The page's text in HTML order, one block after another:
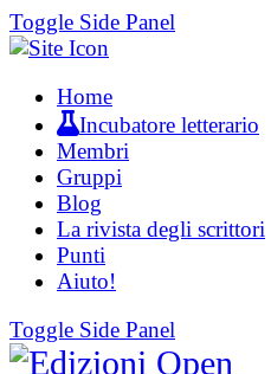
Toggle Side Panel
Home
Incubatore letterario
Membri
Gruppi
Blog
La rivista degli scrittori
Punti
Aiuto!
Toggle Side Panel